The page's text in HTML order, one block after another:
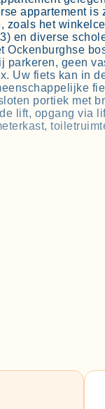
appartement
zoals het
en diverse
Ockenburghse
parkeren, geen
Uw fiets kan in
portiek met
lift, opgang via